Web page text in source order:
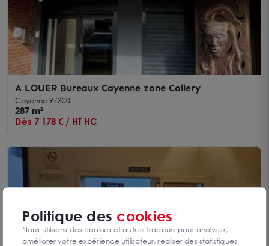
A LOUER Bureaux Cayenne zone Collery
Cayenne 97300
287 m²
Dès 7 178 € / HT HC
Politique des cookies
Nous utilisons des cookies et autres traceurs pour analyser,
améliorer votre expérience utilisateur, réaliser des statistiques